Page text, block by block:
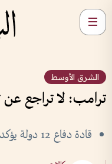
الشرق الأوسط
ترامب: لا تراجع عن
قادة دفاع 12 دولة يؤكدون الالتزام بحرية الملاحة عبر «هرمز»